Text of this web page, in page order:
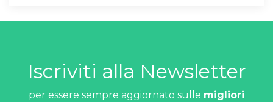
Iscriviti alla Newsletter
per essere sempre aggiornato sulle migliori